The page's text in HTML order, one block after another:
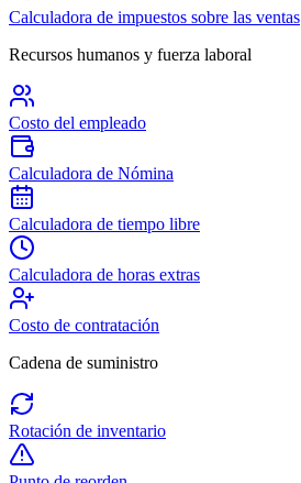
Calculadora de impuestos sobre las ventas
Recursos humanos y fuerza laboral
Costo del empleado
Calculadora de Nómina
Calculadora de tiempo libre
Calculadora de horas extras
Costo de contratación
Cadena de suministro
Rotación de inventario